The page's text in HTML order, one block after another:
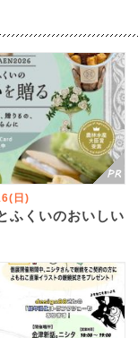
日)
ふくいのおいしい